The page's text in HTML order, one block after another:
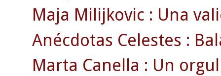
Maja Milijkovic : Una
Anécdotas Celestes :
Marta Canella : Un